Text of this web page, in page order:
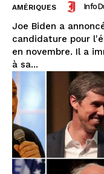
AMÉRIQUES
Joe Biden a
candidature pour
en novembre. Il a
à sa...